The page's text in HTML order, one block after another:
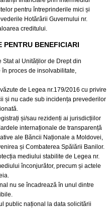
pentru întreprinderile mici și
Hotărârii Guvernului nr.
creditului.
PENTRU BENEFICIARI
Stat al Unităților de Drept din
proces de insolvabilitate,
de Legea nr.179/2016 cu privire
și nu cade sub incidența prevederilor
și/sau rezidenți ai jurisdicțiilor
internaționale de transparență
ale Băncii Naționale a Moldovei,
și Combaterea Spălării Banilor.
mediului stabilite de Legea nr.
înconjurător, precum și actele
nu se încadrează în unul dintre
public național la data solicitării